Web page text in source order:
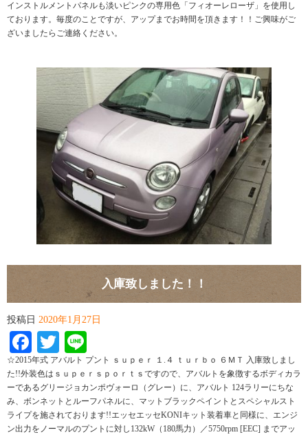
インストルメントパネルも淡いピンクの専用色「フィオーレローザ」を使用し
ております。毎度のことですが、アップまでお時間を頂きます！！ご興味がご
ざいましたらご連絡ください。
入庫致しました！！
投稿日 2020年1月27日
Facebook
Twitter
☆2015年式 アバルト プント ｓｕｐｅｒ １.４ ｔｕｒｂｏ ６ＭＴ 入庫致しまし
た!!外装色はｓｕｐｅｒｓｐｏｒｔｓですので、アバルトを象徴するボディカラ
ーであるグリージョカンポヴォーロ（グレー）に、アバルト 124ラリーにちな
み、ボンネットとルーフパネルに、マットブラックペイントとスペシャルスト
ライプを施されております!!エッセエッセKONIキット装着車と同様に、エンジ
ン出力をノーマルのプントに対し132kW（180馬力）／5750rpm [EEC] までアッ